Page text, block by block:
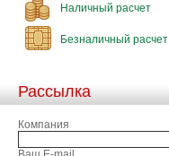
Наличный расчет
Безналичный расчет
Рассылка
Компания